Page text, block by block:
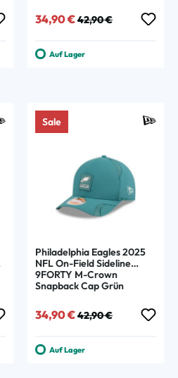
Verkaufspreis:
34,90 € Regulärer Preis:
42,90 €
Auf Lager
Sale
Philadelphia Eagles 2025
NFL On-Field Sideline
9FORTY M-Crown
Snapback Cap Grün
Verkaufspreis:
34,90 € Regulärer Preis:
42,90 €
Auf Lager